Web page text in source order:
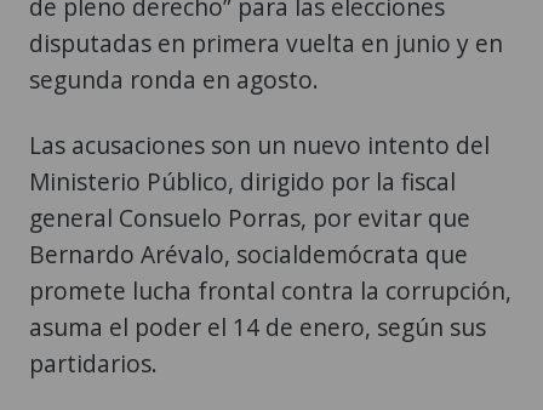
disputadas en primera vuelta en junio y en
segunda ronda en agosto.
Las acusaciones son un nuevo intento del
Ministerio Público, dirigido por la fiscal
general Consuelo Porras, por evitar que
Bernardo Arévalo, socialdemócrata que
promete lucha frontal contra la corrupción,
asuma el poder el 14 de enero, según sus
partidarios.